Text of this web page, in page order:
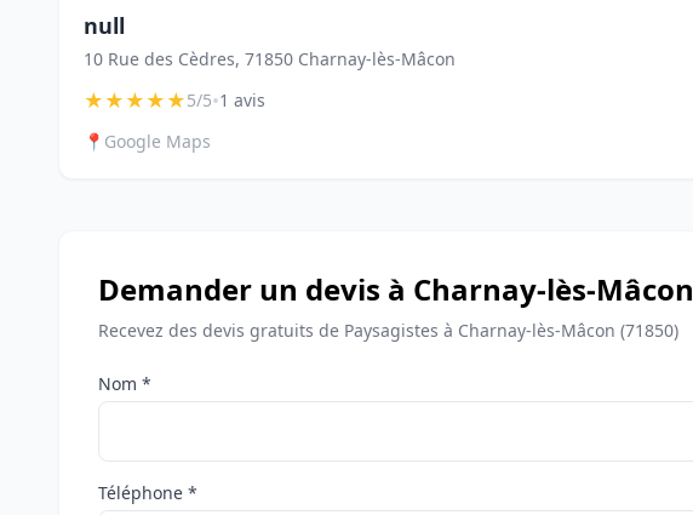
null
10 Rue des Cèdres, 71850 Charnay-lès-Mâcon
★★★★★5/5•1 avis
📍 Google Maps
Demander un devis à Charnay-lès-Mâcon
Recevez des devis gratuits de Paysagistes à Charnay-lès-Mâcon (71850)
Nom *
Téléphone *